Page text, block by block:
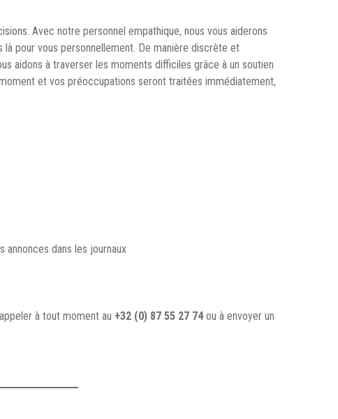
Avec notre personnel empathique, nous vous aiderons
pour vous personnellement. De manière discrète et
aidons à traverser les moments difficiles grâce à un soutien
et vos préoccupations seront traitées immédiatement,
annonces dans les journaux
à tout moment au +32 (0) 87 55 27 74 ou à envoyer un